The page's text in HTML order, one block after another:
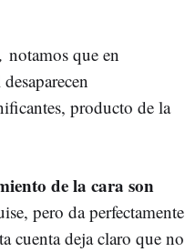
notamos que en
producto de la
de la cara son
pero da perfectamente
cuenta deja claro que no